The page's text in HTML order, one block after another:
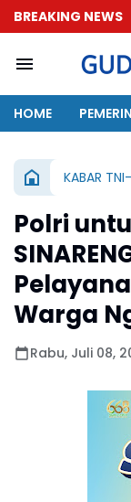
BREAKING NEWS
Rehab RTLH
HOME
KABAR
Polri
Warga
Rabu, Juli 08,